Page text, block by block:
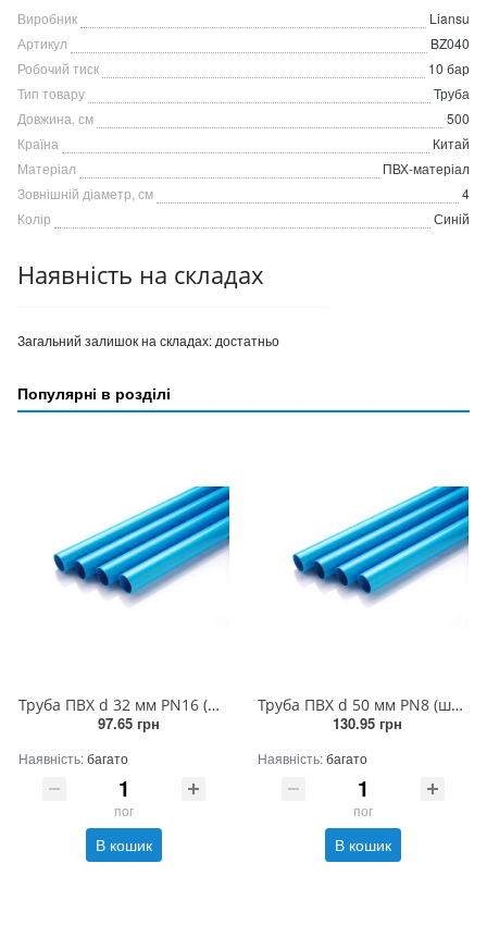
Виробник
Liansu
Артикул
BZ040
Робочий тиск
10 бар
Тип товару
Труба
Довжина, см
500
Країна
Китай
Матеріал
ПВХ-матеріал
Зовнішній діаметр, см
4
Колір
Синій
Наявність на складах
Загальний залишок на складах: достатньо
Популярні в розділі
Труба ПВХ d 32 мм PN16 (штанга 5 п.м.)
97.65 грн
Наявність:багато
пог
В кошик
Труба ПВХ d 50 мм PN8 (штанга 5 п.м.)
130.95 грн
Наявність:багато
пог
В кошик